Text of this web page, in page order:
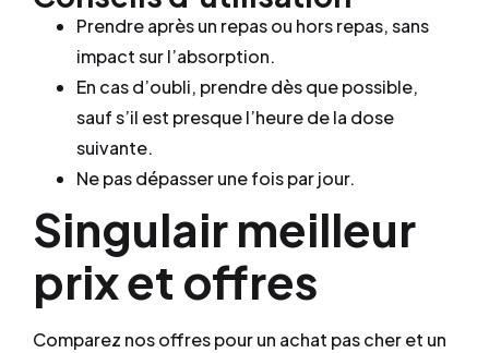
Prendre après un repas ou hors repas, sans
impact sur l’absorption.
En cas d’oubli, prendre dès que possible,
sauf s’il est presque l’heure de la dose
suivante.
Ne pas dépasser une fois par jour.
Singulair meilleur
prix et offres
Comparez nos offres pour un achat pas cher et un